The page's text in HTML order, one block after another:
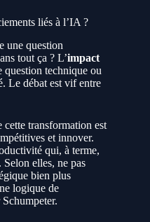
liés à l’IA ?
une question
tout ça ? L’impact
question technique ou
Le débat est vif entre
cette transformation est
et innover.
qui, à terme,
elles, ne pas
bien plus
logique de